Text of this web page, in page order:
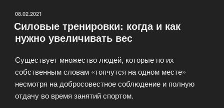
ОПУБЛИКОВАНО
08.02.2021
Силовые тренировки: когда и как
нужно увеличивать вес
Существует множество людей, которые по их
собственным словам «топчутся на одном месте»
несмотря на добросовестное соблюдение и полную
отдачу во время занятий спортом.